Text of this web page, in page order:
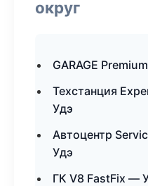
округ
GARAGE
Техстанция
Удэ
Автоцентр
Удэ
ГК V8 FastFix —